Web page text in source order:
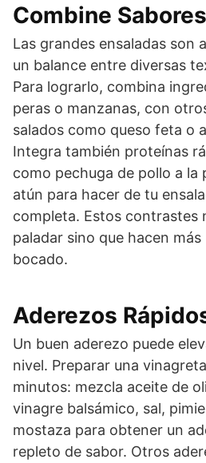
Combine
Las grandes ensaladas son
un balance entre diversas
Para lograrlo, combina
peras o manzanas, con
salados como queso feta o
Integra también proteínas
como pechuga de pollo a la
atún para hacer de tu
completa. Estos contrastes
paladar sino que hacen
bocado.
Aderezos
Un buen aderezo puede
nivel. Preparar una
minutos: mezcla aceite de
vinagre balsámico, sal,
mostaza para obtener un
repleto de sabor. Otros